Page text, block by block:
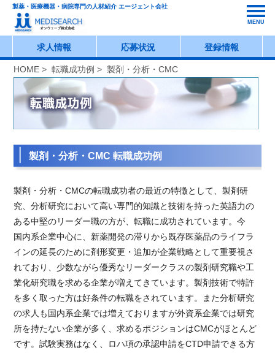
製薬・医療機器・病院専門の人材紹介 エージェント会社
MENU
求人情報 応募状況 登録情報
HOME >転職成功例 > 製剤・分析・CMC
製剤・分析・CMC 転職成功例
製剤・分析・CMCの転職成功者の最近の特徴として、製剤研
究、分析研究において高い専門的知識と技術を持った英語力の
ある中堅のリーダー職の方が、転職に成功されています。今
国内系企業中心に、新薬開発の滞りから既存医薬品のライフラ
インの延長のために剤形変更・追加が企業戦略として重要視さ
れており、少数ながら優秀なリーダークラスの製剤研究職や工
業化研究職を求める企業が増えてきています。製剤技術で特許
を多く取った方は好条件の転職をされています。また分析研究
の求人も国内系企業では増えておりますが外資系企業では研究
所を持たない企業が多く、求めるポジションはCMCがほとんど
です。試験実務はなく、ロハ項の承認申請をCTD申請できる方